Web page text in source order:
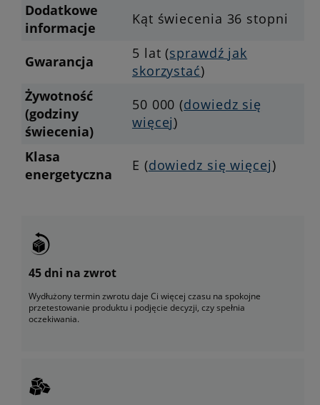
Dodatkowe
informacje
Kąt świecenia 36 stopni
Gwarancja 5 lat (sprawdź jak
skorzystać)
Żywotność
(godziny
świecenia)
50 000 (dowiedz się
więcej)
Klasa
energetyczna
E (dowiedz się więcej)
45 dni na zwrot
Wydłużony termin zwrotu daje Ci więcej czasu na spokojne
przetestowanie produktu i podjęcie decyzji, czy spełnia
oczekiwania.